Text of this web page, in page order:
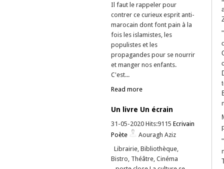
Il faut le rappeler pour
contrer ce curieux esprit anti-
marocain dont font pain à la
fois les islamistes, les
populistes et les
propagandes pour se nourrir
et manger nos enfants.
C'est...
Read more
Un livre Un écrain
31-05-2020 Hits:9115 Ecrivain
Poète
Aouragh Aziz
Librairie, Bibliothèque,
Bistro, Théâtre, Cinéma